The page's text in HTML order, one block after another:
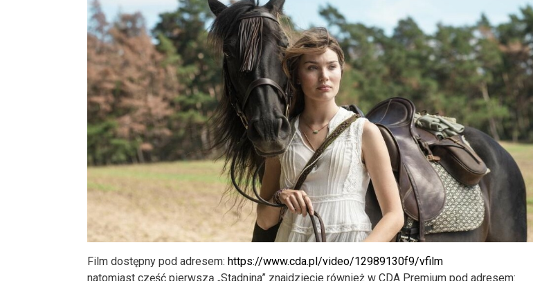
Film dostępny pod adresem: https://www.cda.pl/video/12989130f9/vfilm
natomiast część pierwszą „Stadnina” znajdziecie również w CDA Premium pod adresem: